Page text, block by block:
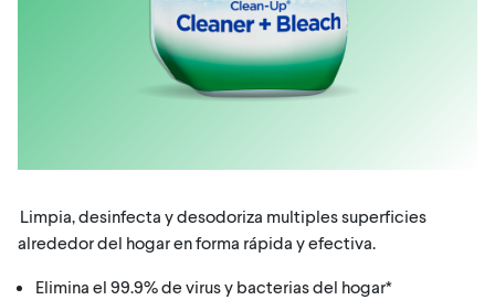
Limpia, desinfecta y desodoriza multiples superficies
alrededor del hogar en forma rápida y efectiva.
Elimina el 99.9% de virus y bacterias del hogar*